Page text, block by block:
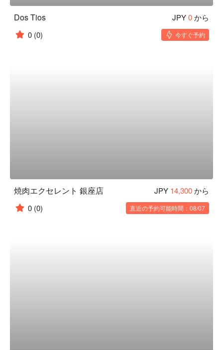
Dos Tios JPY0から
0 (0) 今すぐ予約
焼肉エクセレント 銀座店 JPY 14,300から
0 (0) 直近の予約可能時間：08/07